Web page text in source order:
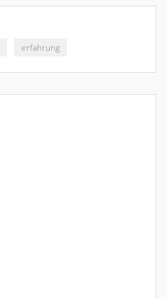
erfahrung